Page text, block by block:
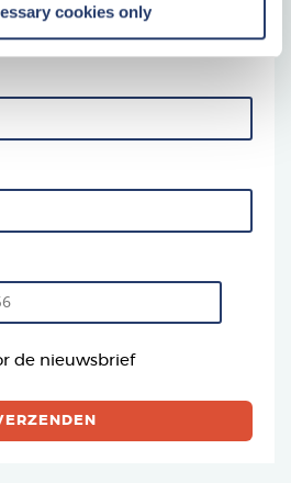
cookies only
de nieuwsbrief